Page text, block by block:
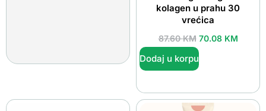
kolagen u prahu 30
vrećica
87.60KM 70.08 KM
Dodaj u korpu